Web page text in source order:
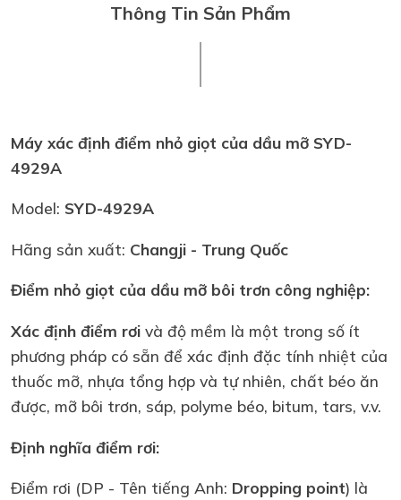
Thông Tin Sản Phẩm
Máy xác định điểm nhỏ giọt của dầu mỡ SYD-
4929A
Model: SYD-4929A
Hãng sản xuất: Changji - Trung Quốc
Điểm nhỏ giọt của dầu mỡ bôi trơn công nghiệp:
Xác định điểm rơi và độ mềm là một trong số ít
phương pháp có sẵn để xác định đặc tính nhiệt của
thuốc mỡ, nhựa tổng hợp và tự nhiên, chất béo ăn
được, mỡ bôi trơn, sáp, polyme béo, bitum, tars, v.v.
Định nghĩa điểm rơi:
Điểm rơi (DP - Tên tiếng Anh: Dropping point) là